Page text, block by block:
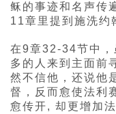
稣的事迹和名声传
11章里提到施洗约
在9章32-34节中，
多的人来到主面前
然不信他，还说他
督，反而愈使法利
愈传开, 却更增加